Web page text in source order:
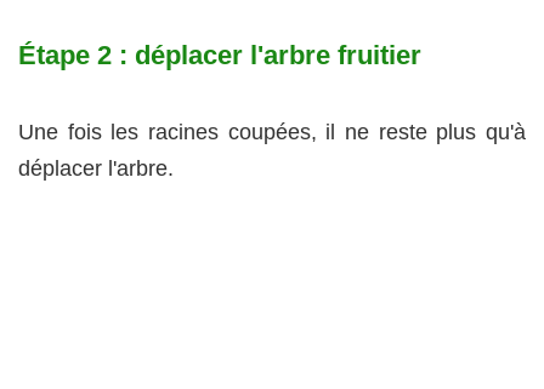
Étape 2 : déplacer l'arbre fruitier
Une fois les racines coupées, il ne reste plus qu'à
déplacer l'arbre.